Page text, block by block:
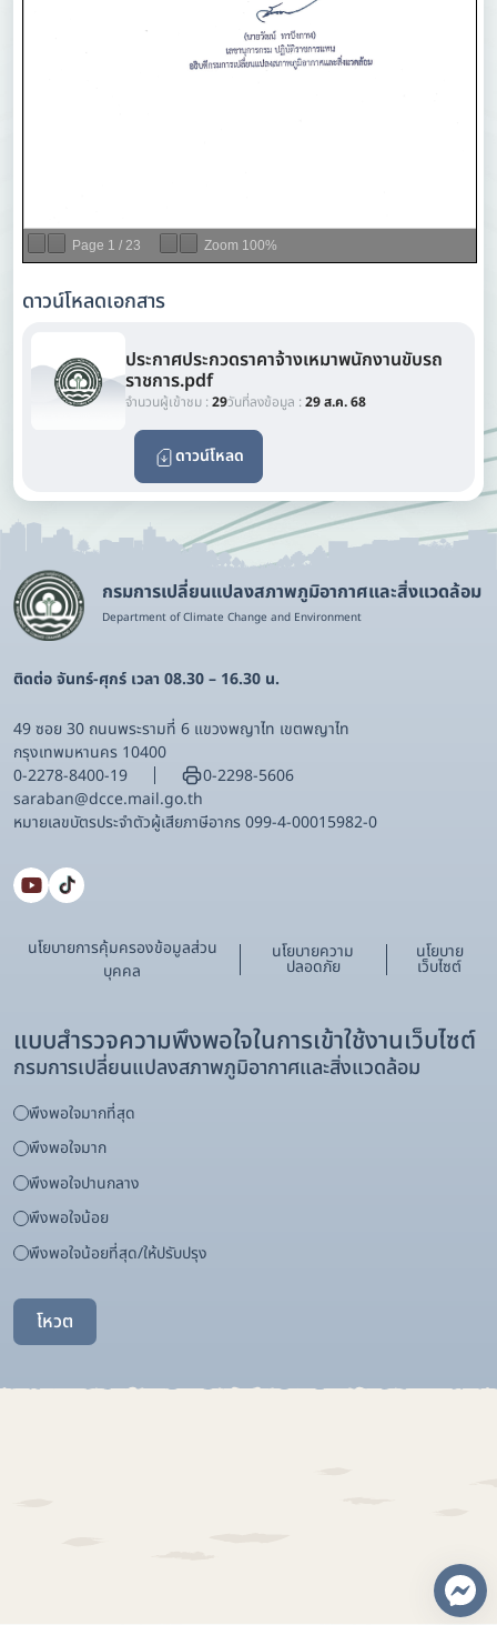
Page 1 / 23 Zoom 100%
ดาวน์โหลดเอกสาร
ประกาศประกวดราคาจ้างเหมาพนักงานขับรถ
ราชการ.pdf
จำนวนผู้เข้าชม :29วันที่ลงข้อมูล :29 ส.ค. 68
ดาวน์โหลด
กรมการเปลี่ยนแปลงสภาพภูมิอากาศและสิ่งแวดล้อม
Department of Climate Change and Environment
ติดต่อ จันทร์-ศุกร์ เวลา 08.30 – 16.30 น.
49 ซอย 30 ถนนพระรามที่ 6 แขวงพญาไท เขตพญาไท
กรุงเทพมหานคร 10400
0-2278-8400-19
0-2298-5606
saraban@dcce.mail.go.th
หมายเลขบัตรประจําตัวผู้เสียภาษีอากร 099-4-00015982-0
นโยบายการคุ้มครองข้อมูลส่วน
บุคคล
นโยบายความ
ปลอดภัย
นโยบาย
เว็บไซต์
แบบสำรวจความพึงพอใจในการเข้าใช้งานเว็บไซต์
กรมการเปลี่ยนแปลงสภาพภูมิอากาศและสิ่งแวดล้อม
พึงพอใจมากที่สุด
พึงพอใจมาก
พึงพอใจปานกลาง
พึงพอใจน้อย
พึงพอใจน้อยที่สุด/ให้ปรับปรุง
โหวต